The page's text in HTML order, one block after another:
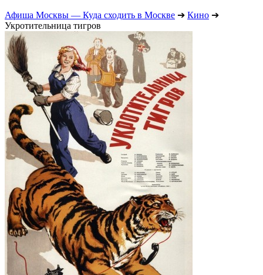
Афиша Москвы — Куда сходить в Москве ➔ Кино ➔
Укротительница тигров